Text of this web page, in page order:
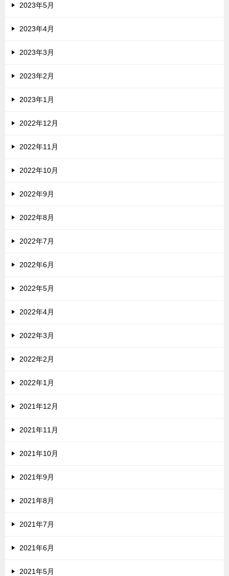
2023年5月
2023年4月
2023年3月
2023年2月
2023年1月
2022年12月
2022年11月
2022年10月
2022年9月
2022年8月
2022年7月
2022年6月
2022年5月
2022年4月
2022年3月
2022年2月
2022年1月
2021年12月
2021年11月
2021年10月
2021年9月
2021年8月
2021年7月
2021年6月
2021年5月